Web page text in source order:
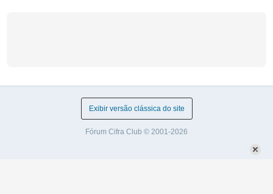
Exibir versão clássica do site
Fórum Cifra Club © 2001-2026